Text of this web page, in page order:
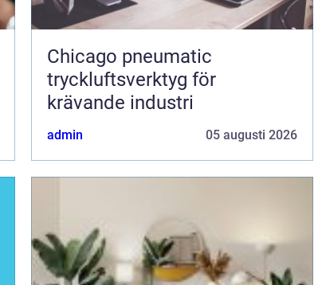
Chicago pneumatic
tryckluftsverktyg för
krävande industri
admin 05 augusti 2026